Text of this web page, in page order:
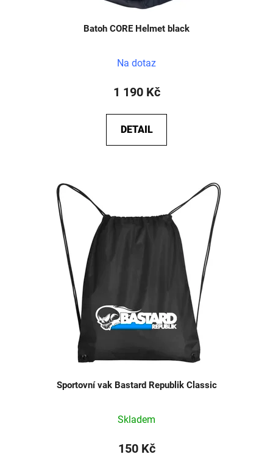
Batoh CORE Helmet black
Na dotaz
1 190 Kč
DETAIL
Sportovní vak Bastard Republik Classic
Skladem
150 Kč